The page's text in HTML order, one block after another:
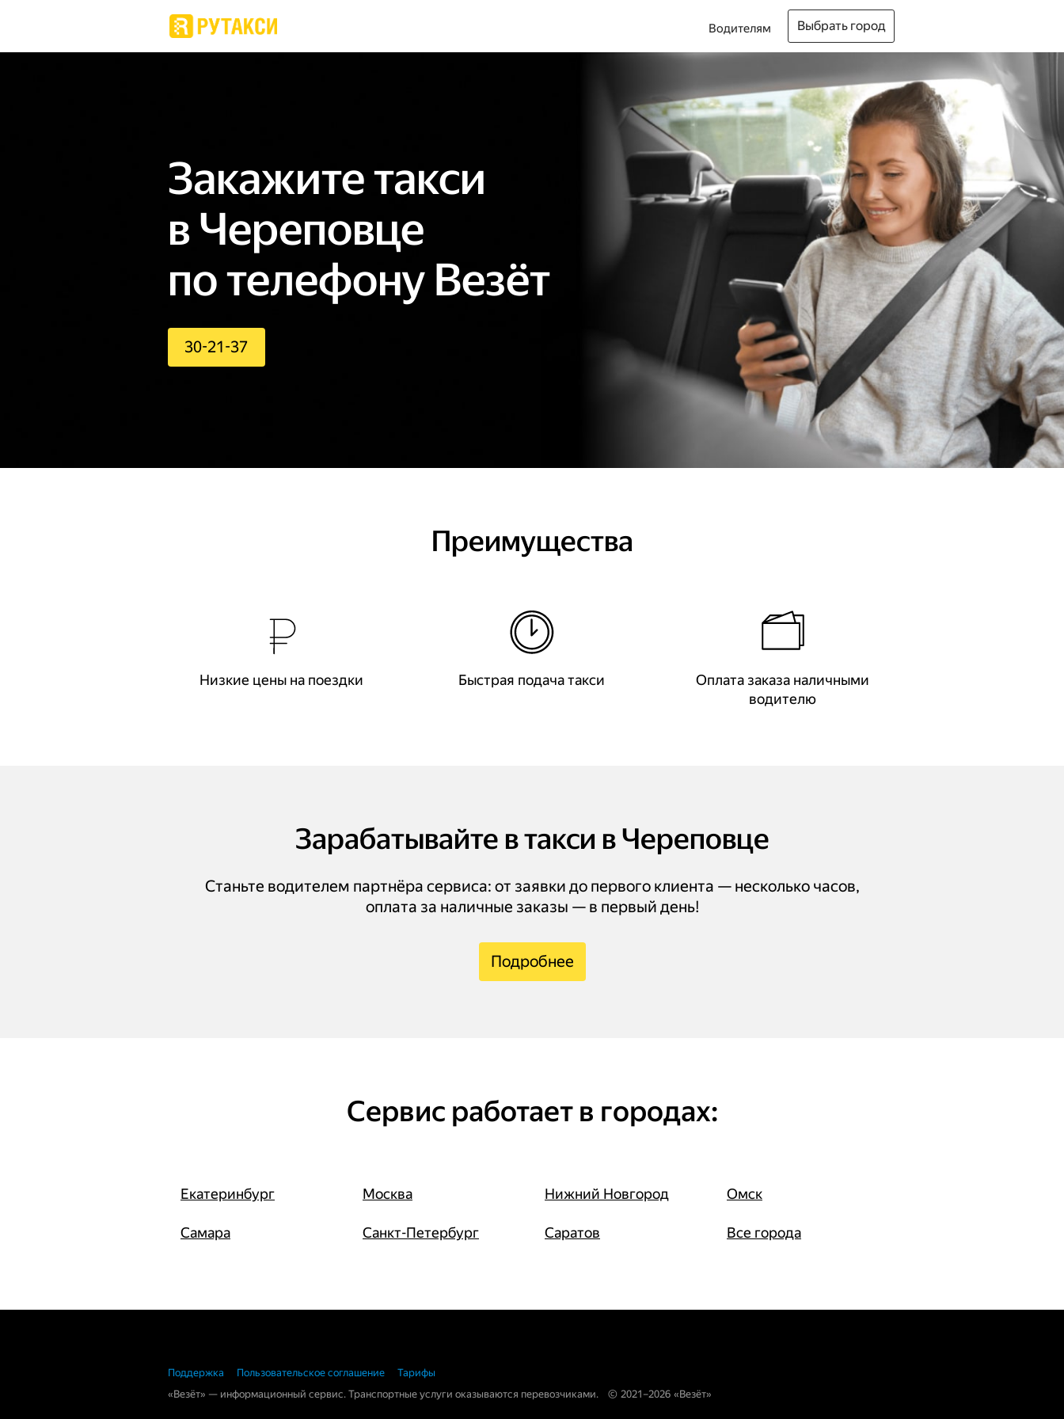
Водителям Выбрать город
Закажите такси
в Череповце
по телефону Везёт
30-21-37
Преимущества
Низкие цены на поездки Быстрая подача такси
Оплата заказа наличными
водителю
Зарабатывайте в такси в Череповце
Станьте водителем партнёра сервиса: от заявки до первого клиента — несколько часов,
оплата за наличные заказы — в первый день!
Подробнее
Сервис работает в городах:
Екатеринбург Москва Нижний Новгород Омск
Самара Санкт-Петербург Саратов Все города
Поддержка Пользовательское соглашение
Тарифы
«Везёт» — информационный сервис. Транспортные услуги оказываются перевозчиками.
© 2021 –2026 «Везёт»